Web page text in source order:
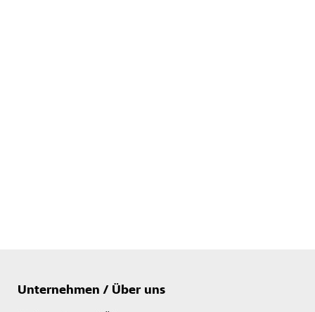
Unternehmen / Über uns